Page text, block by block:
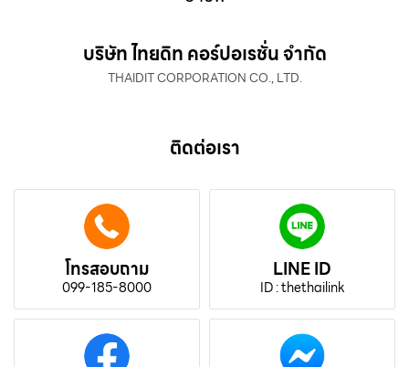
บริษัท ไทยดิท คอร์ปอเรชั่น จำกัด
THAIDIT CORPORATION CO., LTD.
ติดต่อเรา
โทรสอบถาม
099-185-8000
LINE ID
ID : thethailink